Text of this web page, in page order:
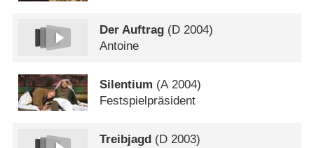
Der Auftrag (D 2004)
Antoine
Silentium (A2004)
Festspielpräsident
Treibjagd (D 2003)